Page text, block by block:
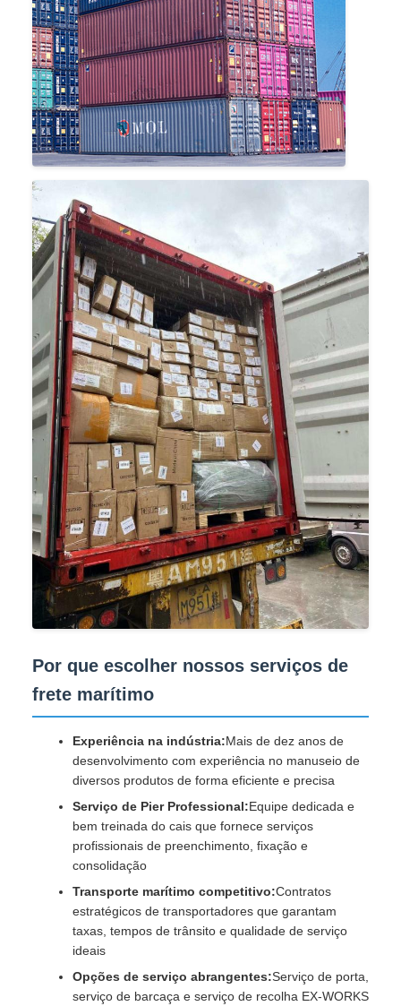
Por que escolher nossos serviços de
frete marítimo
Experiência na indústria:Mais de dez anos de
desenvolvimento com experiência no manuseio de
diversos produtos de forma eficiente e precisa
Serviço de Pier Professional:Equipe dedicada e
bem treinada do cais que fornece serviços
profissionais de preenchimento, fixação e
consolidação
Transporte marítimo competitivo:Contratos
estratégicos de transportadores que garantam
taxas, tempos de trânsito e qualidade de serviço
ideais
Opções de serviço abrangentes:Serviço de porta,
serviço de barcaça e serviço de recolha EX-WORKS